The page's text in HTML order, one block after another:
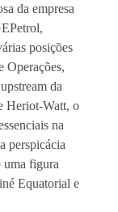
da empresa
posições
Operações,
da
Heriot-Watt, o
na
perspicácia
uma figura
Equatorial e